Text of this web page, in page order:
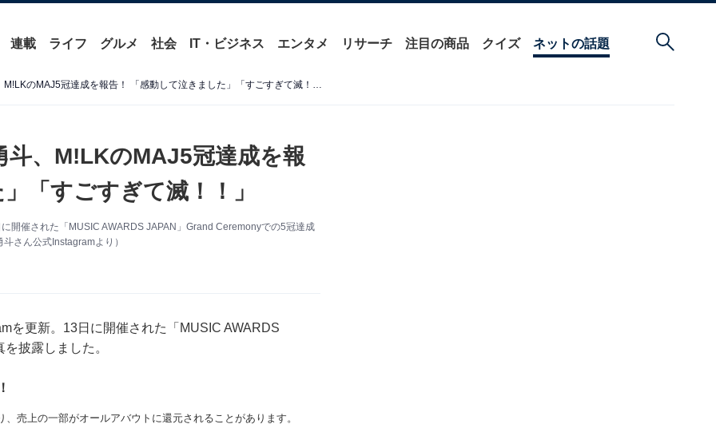
連載 ライフ グルメ 社会 IT・ビジネス エンタメ リサーチ 注目の商品 クイズ ネットの話題
「5人の笑顔が全て」佐野勇斗、M!LKのMAJ5冠達成を報告！ 「感動して泣きました」「すごすぎて滅！！」
斗、M!LKのMAJ5冠達成を報
「すごすぎて滅！！」
開催された「MUSIC AWARDS JAPAN」Grand Ceremonyでの5冠達成
さん公式Instagramより）
を更新。13日に開催された「MUSIC AWARDS
披露しました。
売上の一部がオールアバウトに還元されることがあります。